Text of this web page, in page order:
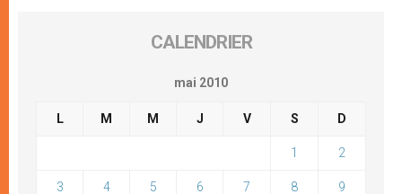
CALENDRIER
mai 2010
L M M J V S D
1 2
3 4 5 6 7 8 9